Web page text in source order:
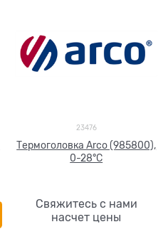
23476
Термоголовка Arco (985800),
0-28°С
Свяжитесь с нами
насчет цены